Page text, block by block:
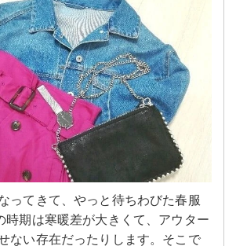
ってきて、やっと待ちわびた春服
時期は寒暖差が大きくて、アウター
ない存在だったりします。そこで